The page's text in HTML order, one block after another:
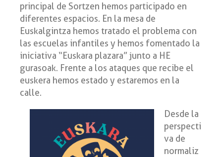
principal de Sortzen hemos participado en
diferentes espacios. En la mesa de
Euskalgintza hemos tratado el problema con
las escuelas infantiles y hemos fomentado la
iniciativa “Euskara plazara” junto a HE
gurasoak. Frente a los ataques que recibe el
euskera hemos estado y estaremos en la
calle.
Desde la
perspecti
va de
normaliz